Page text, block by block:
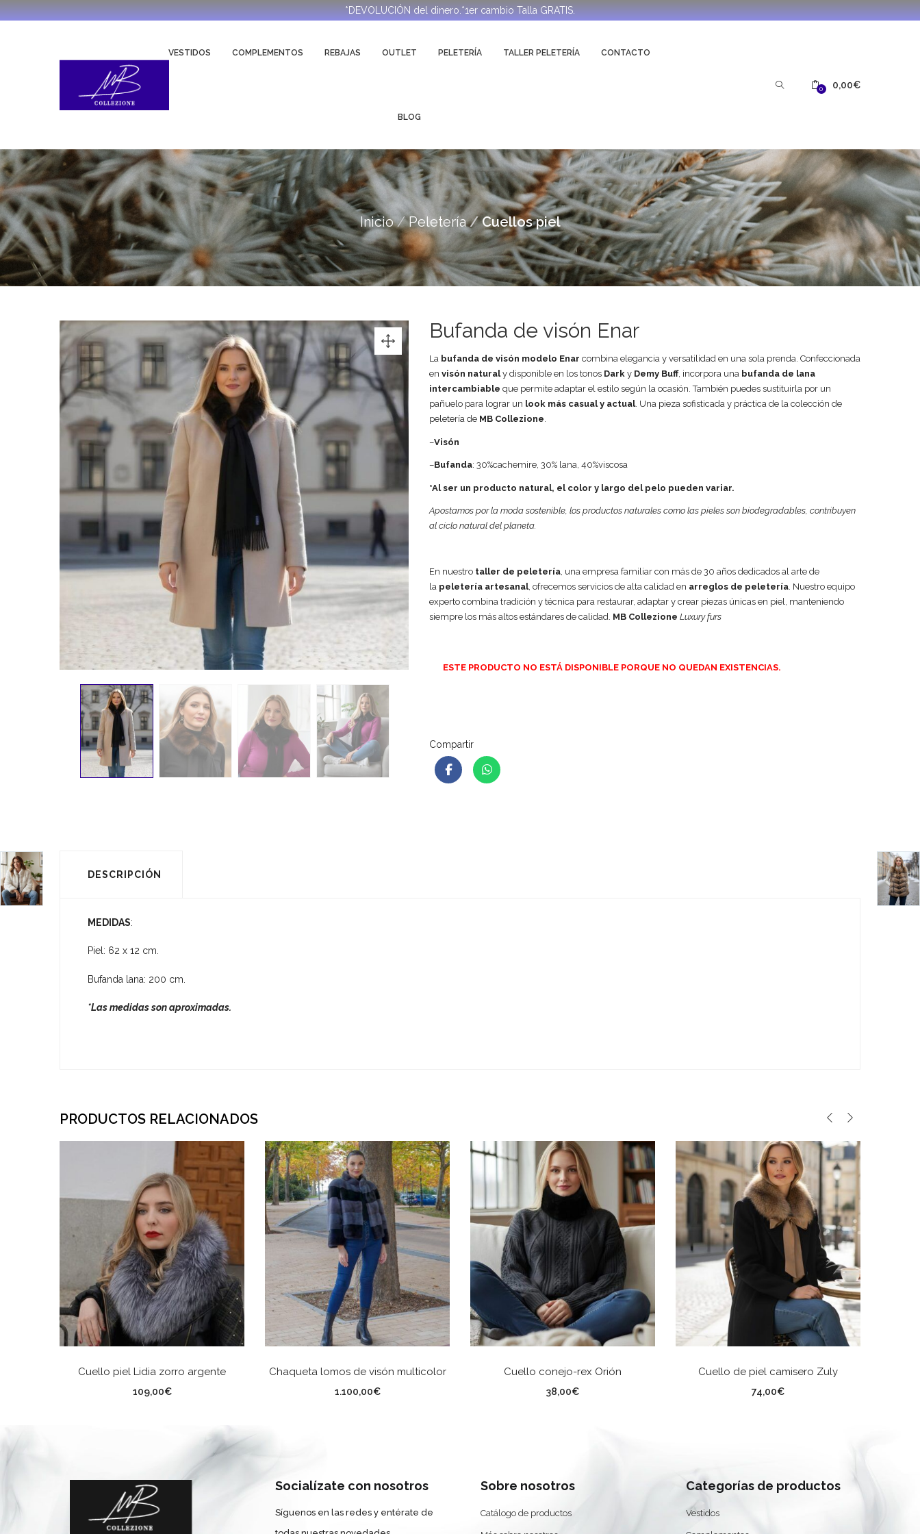
*DEVOLUCIÓN del dinero.*1er cambio Talla GRATIS.
VESTIDOS COMPLEMENTOS REBAJAS OUTLET PELETERÍA TALLER PELETERÍA CONTACTO
BLOG
0 0,00€
Inicio Peletería Cuellos piel
Bufanda de visón Enar
La bufanda de visón modelo Enar combina elegancia y versatilidad en una sola prenda. Confeccionada
en visón naturaly disponible en los tonos Dark y Demy Buff, incorpora una bufanda de lana
intercambiable que permite adaptar el estilo según la ocasión. También puedes sustituirla por un
pañuelo para lograr un look más casual y actual. Una pieza sofisticada y práctica de la colección de
peletería de MB Collezione.
–Visón
–Bufanda: 30%cachemire, 30% lana, 40%viscosa
*Al ser un producto natural, el color y largo del pelo pueden variar.
Apostamos por la moda sostenible, los productos naturales como las pieles son biodegradables, contribuyen
al ciclo natural del planeta.
En nuestro taller de peletería, una empresa familiar con más de 30 años dedicados al arte de
la peletería artesanal, ofrecemos servicios de alta calidad en arreglos de peletería. Nuestro equipo
experto combina tradición y técnica para restaurar, adaptar y crear piezas únicas en piel, manteniendo
siempre los más altos estándares de calidad. MB Collezione Luxury furs
ESTE PRODUCTO NO ESTÁ DISPONIBLE PORQUE NO QUEDAN EXISTENCIAS.
Compartir
DESCRIPCIÓN
MEDIDAS:
Piel: 62 x 12 cm.
Bufanda lana: 200 cm.
*Las medidas son aproximadas.
PRODUCTOS RELACIONADOS
Cuello piel Lidia zorro argente
109,00€
Chaqueta lomos de visón multicolor
1.100,00€
Cuello conejo-rex Orión
38,00€
Cuello de piel camisero Zuly
74,00€
Socialízate con nosotros
Síguenos en las redes y entérate de
Sobre nosotros
Catálogo de productos
Categorías de productos
Vestidos